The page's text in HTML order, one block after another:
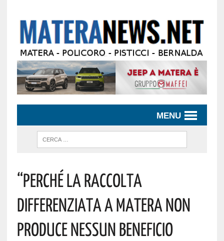
MENU
“Perché La Raccolta
Differenziata A Matera Non
Produce Nessun Beneficio